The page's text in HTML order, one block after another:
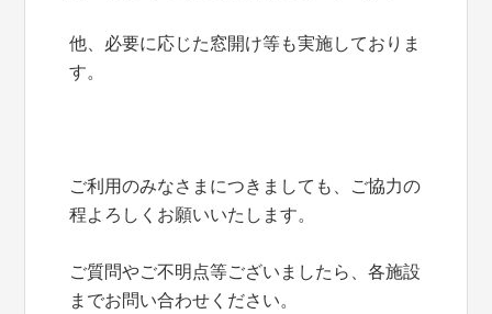
他、必要に応じた窓開け等も実施しておりま
す。
ご利用のみなさまにつきましても、ご協力の
程よろしくお願いいたします。
ご質問やご不明点等ございましたら、各施設
までお問い合わせください。